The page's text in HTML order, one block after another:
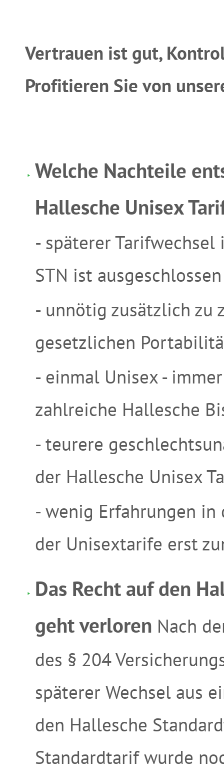
Vertrauen ist gut,
Profitieren Sie von
Welche Nachteile
Hallesche Unisex
- späterer
STN ist ausgeschlossen
- unnötig zusätzlich zu
gesetzlichen
- einmal Unisex -
zahlreiche Hallesche
- teurere
der Hallesche Unisex
- wenig Erfahrungen
der Unisextarife erst
Das Recht auf den
geht verloren Nach
des § 204
späterer Wechsel aus
den Hallesche
Standardtarif wurde